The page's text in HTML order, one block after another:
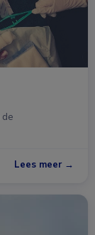
de
Lees meer →